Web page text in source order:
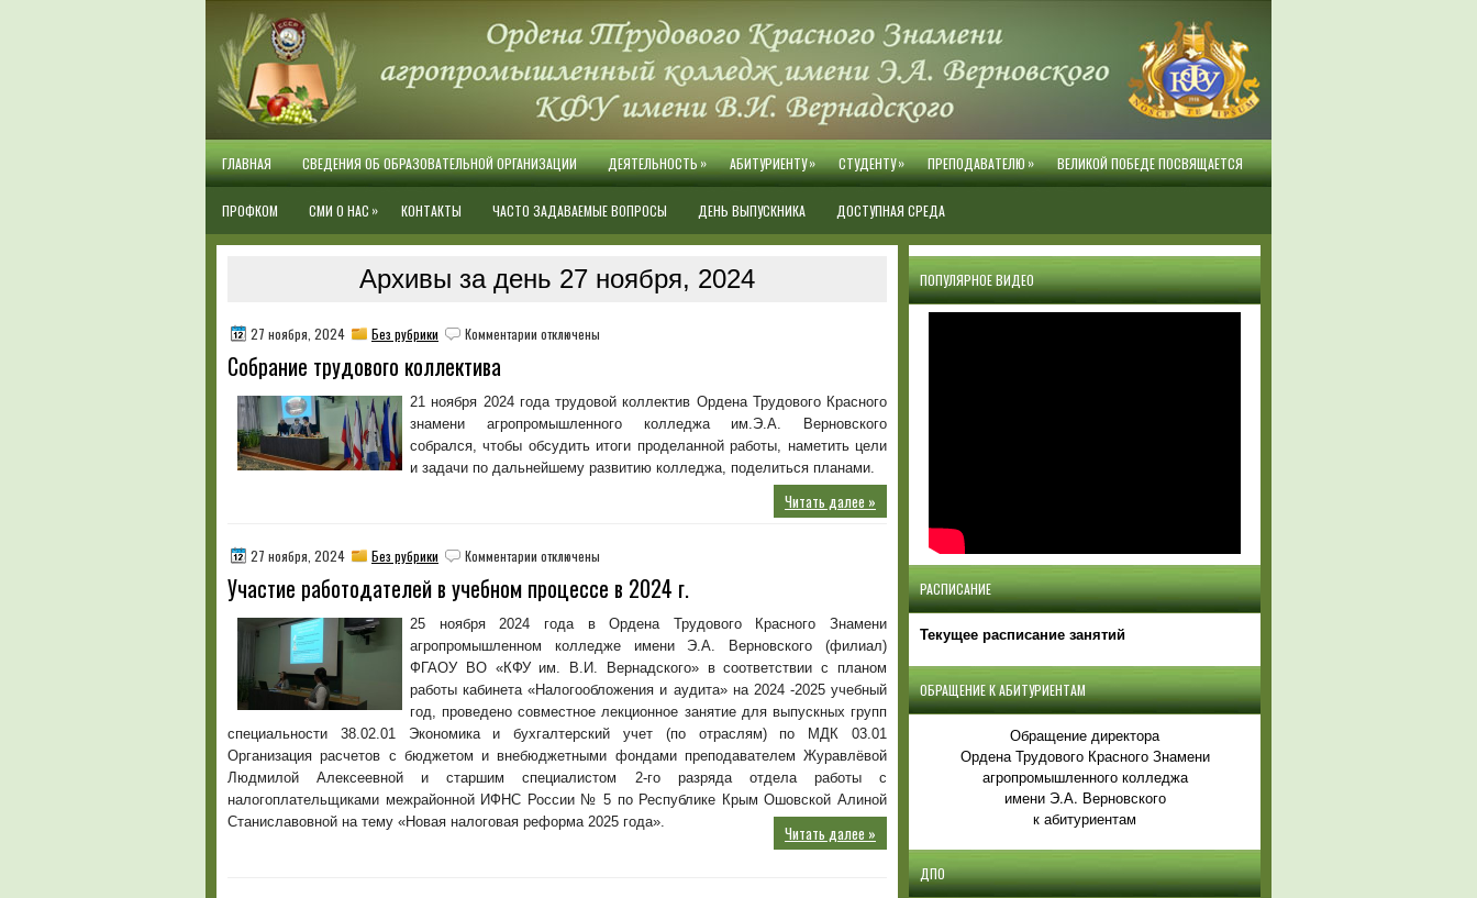
ГЛАВНАЯ СВЕДЕНИЯ ОБ ОБРАЗОВАТЕЛЬНОЙ ОРГАНИЗАЦИИ ДЕЯТЕЛЬНОСТЬ» АБИТУРИЕНТУ» СТУДЕНТУ» ПРЕПОДАВАТЕЛЮ» ВЕЛИКОЙ ПОБЕДЕ ПОСВЯЩАЕТСЯ
ПРОФКОМ СМИ О НАС » КОНТАКТЫ ЧАСТО ЗАДАВАЕМЫЕ ВОПРОСЫ ДЕНЬ ВЫПУСКНИКА ДОСТУПНАЯ СРЕДА
Архивы за день 27 ноября, 2024
27 ноября, 2024 Без рубрики Комментарии к
коллектива
отключены
Собрание трудового коллектива
21 ноября 2024 года трудовой коллектив Ордена Трудового Красного
знамени агропромышленного колледжа им.Э.А. Верновского
собрался, чтобы обсудить итоги проделанной работы, наметить цели
и задачи по дальнейшему развитию колледжа, поделиться планами.
Читать далее »
27 ноября, 2024 Без рубрики Комментарии к
Участие
работодателей
учебном
процессе
в
2024
г.
отключены
Участие работодателей в учебном процессе в 2024 г.
25 ноября 2024 года в Ордена Трудового Красного Знамени
агропромышленном колледже имени Э.А. Верновского (филиал)
ФГАОУ ВО «КФУ им. В.И. Вернадского» в соответствии с планом
работы кабинета «Налогообложения и аудита» на 2024 -2025 учебный
год, проведено совместное лекционное занятие для выпускных групп
специальности 38.02.01 Экономика и бухгалтерский учет (по отраслям) по МДК 03.01
Организация расчетов с бюджетом и внебюджетными фондами преподавателем Журавлёвой
Людмилой Алексеевной и старшим специалистом 2-го разряда отдела работы с
налогоплательщиками межрайонной ИФНС России № 5 по Республике Крым Ошовской Алиной
Станиславовной на тему «Новая налоговая реформа 2025 года».
Читать далее »
ПОПУЛЯРНОЕ ВИДЕО
РАСПИСАНИЕ
Текущее расписание занятий
ОБРАЩЕНИЕ К АБИТУРИЕНТАМ
Обращение директора
Ордена Трудового Красного Знамени
агропромышленного колледжа
имени Э.А. Верновского
к абитуриентам
ДПО